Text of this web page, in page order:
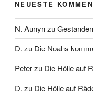
NEUESTE
N. Aunynzu
D. zu Die Noahs
Peterzu Die Hölle auf
D. zu Die Hölle auf